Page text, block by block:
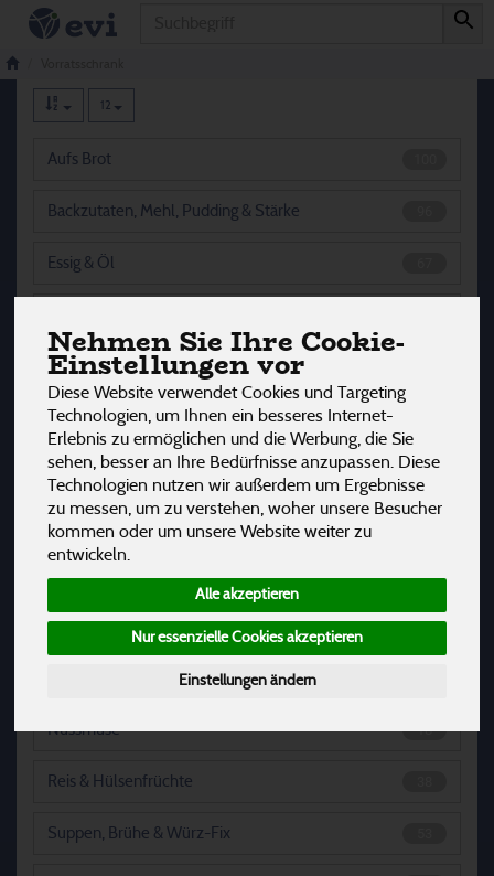
Nehmen Sie Ihre Cookie-
Einstellungen vor
Diese Website verwendet Cookies und Targeting
Technologien, um Ihnen ein besseres Internet-
Erlebnis zu ermöglichen und die Werbung, die Sie
sehen, besser an Ihre Bedürfnisse anzupassen. Diese
Technologien nutzen wir außerdem um Ergebnisse
zu messen, um zu verstehen, woher unsere Besucher
kommen oder um unsere Website weiter zu
entwickeln.
Alle akzeptieren
Nur essenzielle Cookies akzeptieren
Einstellungen ändern
Vorratsschrank
12
Aufs Brot
Backzutaten, Mehl, Pudding & Stärke
Essig & Öl
Getreide
Gewürze, Gewürzmischungen & Salz
46
Ketchup, Senf & Saucen
Konserven & Sauergemüse
30
Makrobiotik & Algen
113
Müsli, Cerealien & Porridge
18
Nussmuse
Reis & Hülsenfrüchte
Suppen, Brühe & Würz-Fix